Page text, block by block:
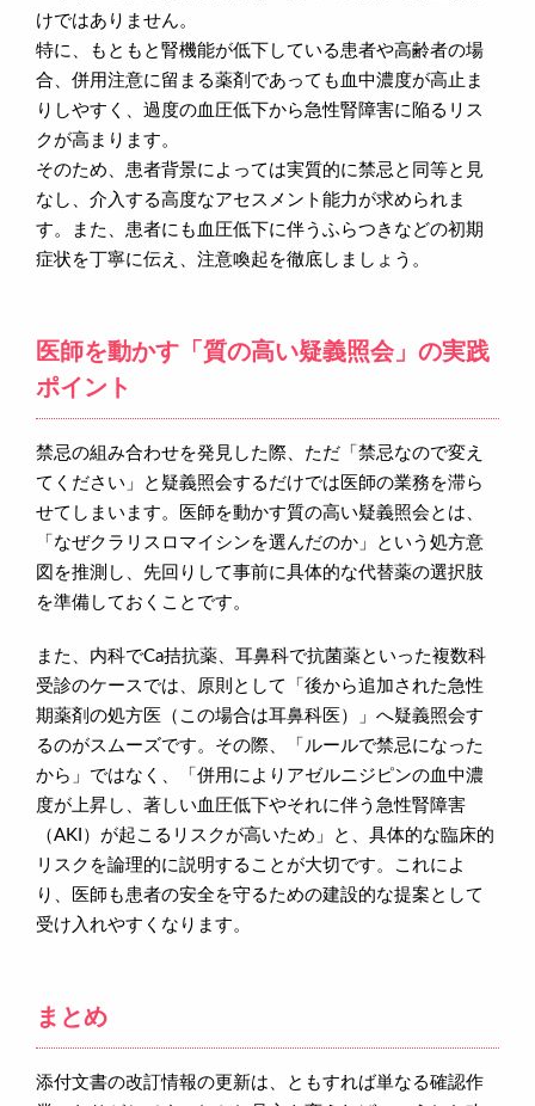
けではありません。
特に、もともと腎機能が低下している患者や高齢者の場
合、併用注意に留まる薬剤であっても血中濃度が高止ま
りしやすく、過度の血圧低下から急性腎障害に陥るリス
クが高まります。
そのため、患者背景によっては実質的に禁忌と同等と見
なし、介入する高度なアセスメント能力が求められま
す。また、患者にも血圧低下に伴うふらつきなどの初期
症状を丁寧に伝え、注意喚起を徹底しましょう。
医師を動かす「質の高い疑義照会」の実践
ポイント
禁忌の組み合わせを発見した際、ただ「禁忌なので変え
てください」と疑義照会するだけでは医師の業務を滞ら
せてしまいます。医師を動かす質の高い疑義照会とは、
「なぜクラリスロマイシンを選んだのか」という処方意
図を推測し、先回りして事前に具体的な代替薬の選択肢
を準備しておくことです。
また、内科でCa拮抗薬、耳鼻科で抗菌薬といった複数科
受診のケースでは、原則として「後から追加された急性
期薬剤の処方医（この場合は耳鼻科医）」へ疑義照会す
るのがスムーズです。その際、「ルールで禁忌になった
から」ではなく、「併用によりアゼルニジピンの血中濃
度が上昇し、著しい血圧低下やそれに伴う急性腎障害
（AKI）が起こるリスクが高いため」と、具体的な臨床的
リスクを論理的に説明することが大切です。これによ
り、医師も患者の安全を守るための建設的な提案として
受け入れやすくなります。
まとめ
添付文書の改訂情報の更新は、ともすれば単なる確認作